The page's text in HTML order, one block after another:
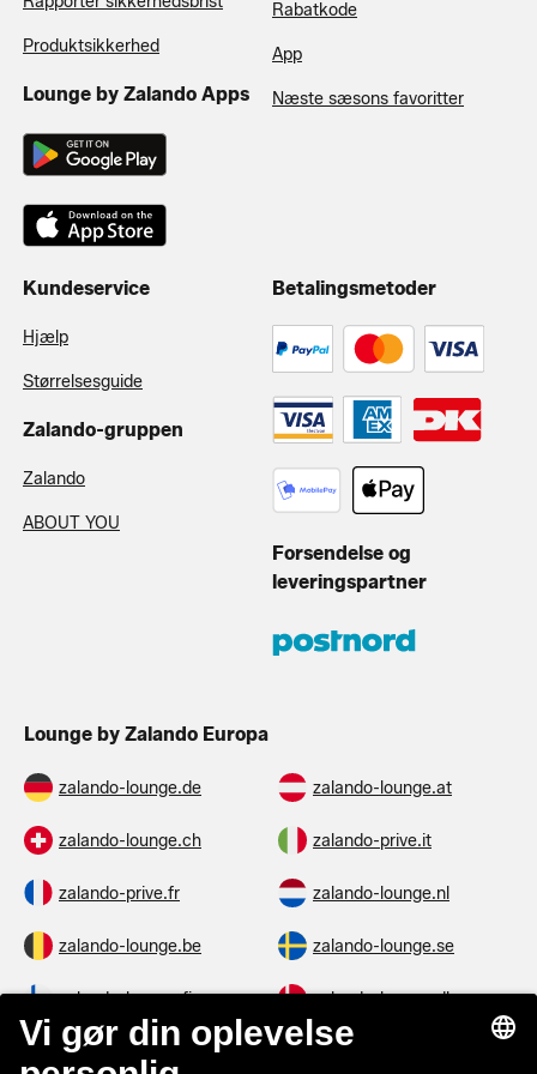
Produktsikkerhed
Lounge by Zalando Apps
Rabatkode
App
Næste sæsons favoritter
Kundeservice
Hjælp
Størrelsesguide
Zalando-gruppen
Zalando
ABOUT YOU
Betalingsmetoder
Forsendelse og
leveringspartner
Lounge by Zalando Europa
zalando-lounge.de zalando-lounge.at
zalando-lounge.ch zalando-prive.it
zalando-prive.fr zalando-lounge.nl
zalando-lounge.be zalando-lounge.se
zalando-lounge.fi zalando-lounge.dk
zalando-lounge.co.uk zalando-lounge.pl